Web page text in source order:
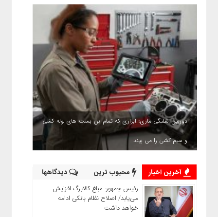
دوربین شلنگی ماری؛ ابزاری که تمام بن بست های لوله کشی
و سیم کشی را می بیند
آخرین اخبار محبوب ترین دیدگاهها
رئیس‌ جمهور: مبلغ کالابرگ افزایش
می‌یابد/ اصلاح نظام بانکی ادامه
خواهد داشت